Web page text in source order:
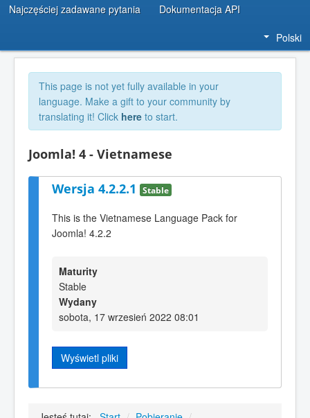
Najczęściej zadawane pytania Dokumentacja API
Polski
This page is not yet fully available in your
language. Make a gift to your community by
translating it! Click here to start.
Joomla! 4 - Vietnamese
Wersja 4.2.2.1 Stable
This is the Vietnamese Language Pack for
Joomla! 4.2.2
Maturity
Stable
Wydany
sobota, 17 wrzesień 2022 08:01
Wyświetl pliki